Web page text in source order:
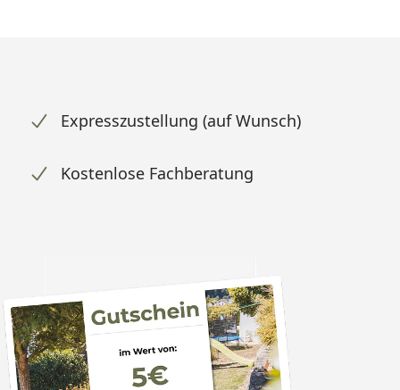
Expresszustellung (auf Wunsch)
Kostenlose Fachberatung